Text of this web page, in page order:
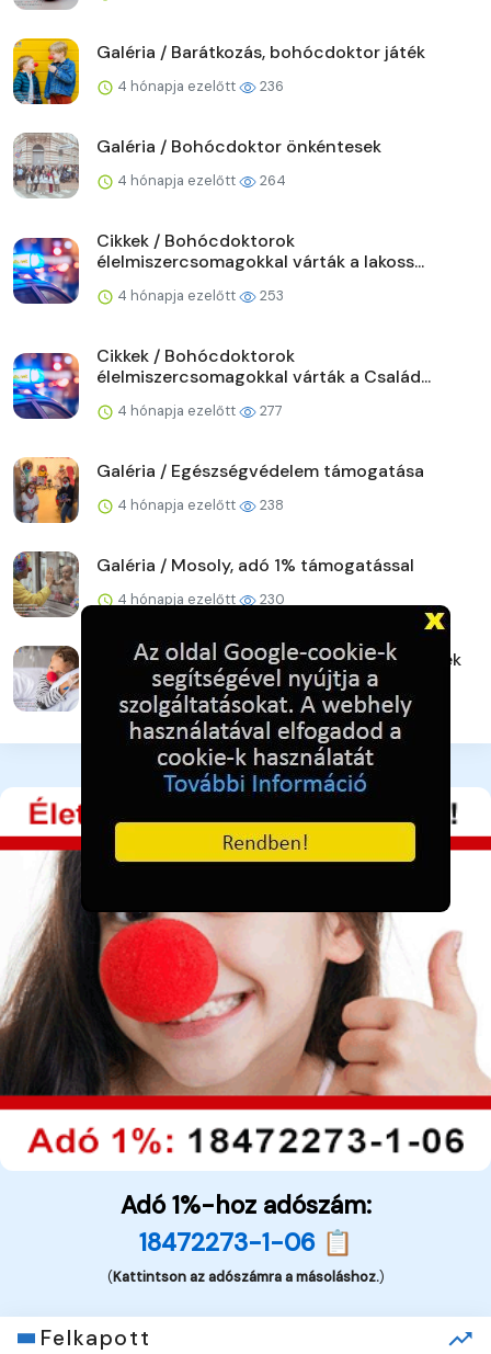
Galéria / Barátkozás, bohócdoktor játék
4 hónapja ezelőtt 236
Galéria / Bohócdoktor önkéntesek
4 hónapja ezelőtt 264
Cikkek / Bohócdoktorok
élelmiszercsomagokkal várták a lakoss...
4 hónapja ezelőtt 253
Cikkek / Bohócdoktorok
élelmiszercsomagokkal várták a Család...
4 hónapja ezelőtt 277
Galéria / Egészségvédelem támogatása
4 hónapja ezelőtt 238
Galéria / Mosoly, adó 1% támogatással
4 hónapja ezelőtt 230
Galéria / Bohócdoktorok, Adó 1% gyermekek
4 hónapja ezelőtt 254
Adó 1%-hoz adószám:
18472273-1-06 📋
(Kattintson az adószámra a másoláshoz.)
Felkapott